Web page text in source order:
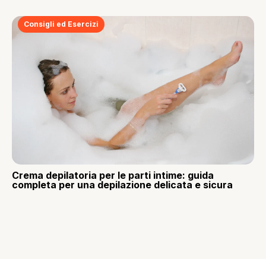
Consigli ed Esercizi
Crema depilatoria per le parti intime: guida
completa per una depilazione delicata e sicura